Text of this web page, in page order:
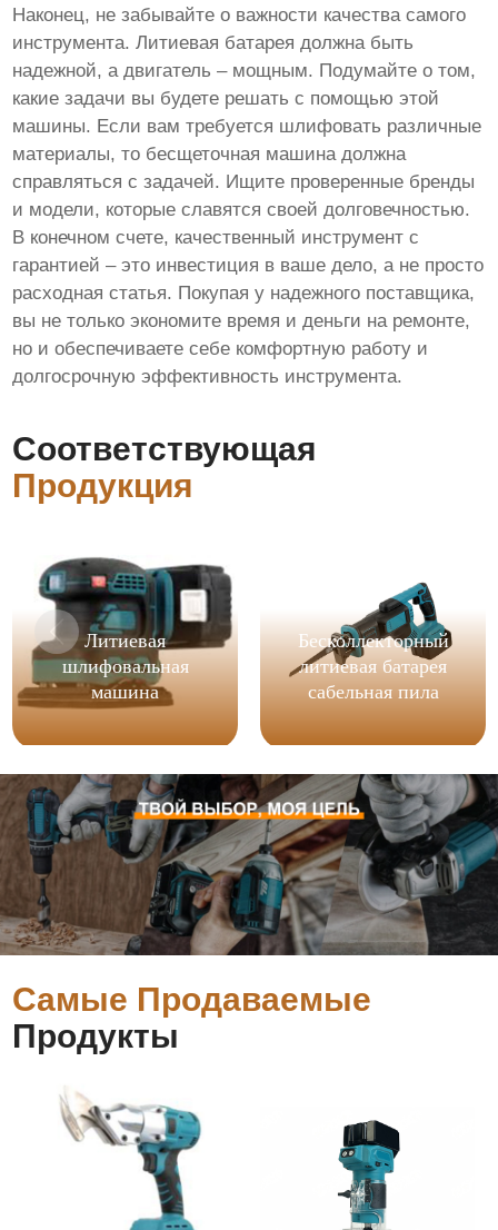
Наконец, не забывайте о важности качества самого
инструмента. Литиевая батарея должна быть
надежной, а двигатель – мощным. Подумайте о том,
какие задачи вы будете решать с помощью этой
машины. Если вам требуется шлифовать различные
материалы, то бесщеточная машина должна
справляться с задачей. Ищите проверенные бренды
и модели, которые славятся своей долговечностью.
В конечном счете, качественный инструмент с
гарантией – это инвестиция в ваше дело, а не просто
расходная статья. Покупая у надежного поставщика,
вы не только экономите время и деньги на ремонте,
но и обеспечиваете себе комфортную работу и
долгосрочную эффективность инструмента.
Соответствующая
Продукция
Литиевая
шлифовальная
машина
Бесколлекторный
литиевая батарея
сабельная пила
Самые Продаваемые
Продукты